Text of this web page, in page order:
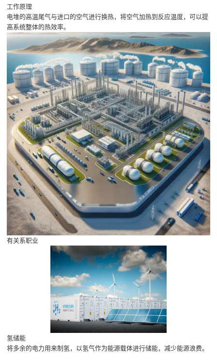
工作原理
电堆的高温尾气与进口的空气进行换热，将空气加热到反应温度，可以提
高系统整体的热效率。
有关系职业
氢储能
将多余的电力用来制氢，以氢气作为能源载体进行储能，减少能源浪费。